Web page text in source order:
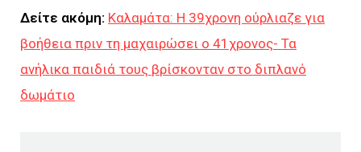
Δείτε ακόμη: Καλαμάτα: Η 39χρονη ούρλιαζε για
βοήθεια πριν τη μαχαιρώσει ο 41χρονος- Τα
ανήλικα παιδιά τους βρίσκονταν στο διπλανό
δωμάτιο